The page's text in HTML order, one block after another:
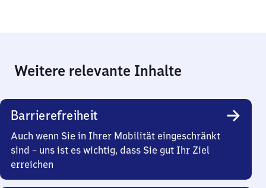
Weitere relevante Inhalte
Barrierefreiheit
Auch wenn Sie in Ihrer Mobilität eingeschränkt
sind – uns ist es wichtig, dass Sie gut Ihr Ziel
erreichen